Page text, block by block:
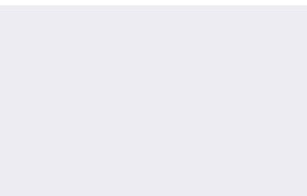
необхідні вам запчастини та
ви не знаєте її точного
звя'затися з нами за